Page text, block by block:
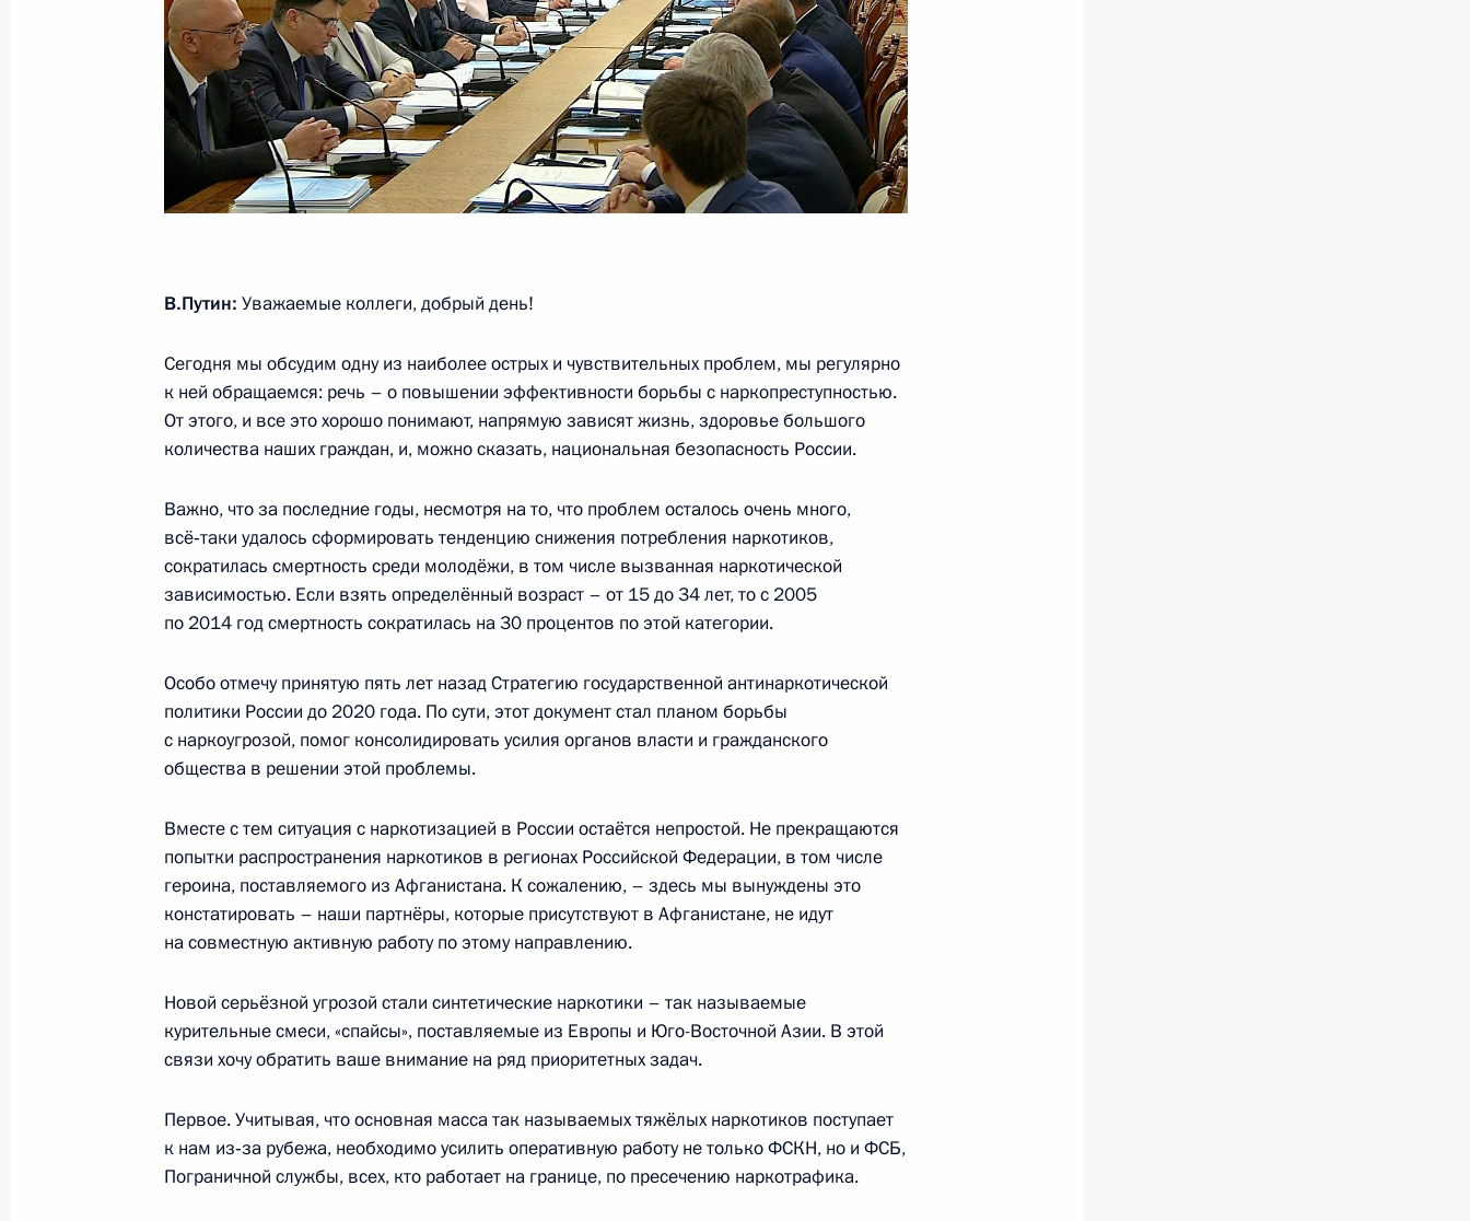
6 июля 2015 года, понедельник
Совещание по подготовке заседания президиума Госсовета
о развитии туристского и санаторно-курортного комплекса
России
6 июля 2015 года, 13:40 Москва
3 июля 2015 года, пятница
о развитии туристского и санаторно-курортного комплекса
России
1 июля 2015 года, среда
Заседание рабочей группы президиума Госсовета о развитии
туристско-рекреационного и санаторно-курортного комплекса
1 июля 2015 года, 14:15 Москва
23 июня 2015 года, вторник
Заседание рабочей группы по мониторингу выполнения решений
Госсовета и его президиума
23 июня 2015 года, 13:00 Москва
17 июня 2015 года, среда
Заседание президиума Госсовета по вопросу реализации
государственной антинаркотической политики
17 июня 2015 года, 15:50 Московская область, Ново-Огарёво
В.Путин: Уважаемые коллеги, добрый день!
Сегодня мы обсудим одну из наиболее острых и чувствительных проблем, мы регулярно
к ней обращаемся: речь – о повышении эффективности борьбы с наркопреступностью.
От этого, и все это хорошо понимают, напрямую зависят жизнь, здоровье большого
количества наших граждан, и, можно сказать, национальная безопасность России.
Важно, что за последние годы, несмотря на то, что проблем осталось очень много,
всё‑таки удалось сформировать тенденцию снижения потребления наркотиков,
сократилась смертность среди молодёжи, в том числе вызванная наркотической
зависимостью. Если взять определённый возраст – от 15 до 34 лет, то с 2005
по 2014 год смертность сократилась на 30 процентов по этой категории.
Особо отмечу принятую пять лет назад Стратегию государственной антинаркотической
политики России до 2020 года. По сути, этот документ стал планом борьбы
с наркоугрозой, помог консолидировать усилия органов власти и гражданского
общества в решении этой проблемы.
Вместе с тем ситуация с наркотизацией в России остаётся непростой. Не прекращаются
попытки распространения наркотиков в регионах Российской Федерации, в том числе
героина, поставляемого из Афганистана. К сожалению, – здесь мы вынуждены это
констатировать – наши партнёры, которые присутствуют в Афганистане, не идут
на совместную активную работу по этому направлению.
Новой серьёзной угрозой стали синтетические наркотики – так называемые
курительные смеси, «спайсы», поставляемые из Европы и Юго-Восточной Азии. В этой
связи хочу обратить ваше внимание на ряд приоритетных задач.
Первое. Учитывая, что основная масса так называемых тяжёлых наркотиков поступает
к нам из‑за рубежа, необходимо усилить оперативную работу не только ФСКН, но и ФСБ,
Пограничной службы, всех, кто работает на границе, по пресечению наркотрафика.